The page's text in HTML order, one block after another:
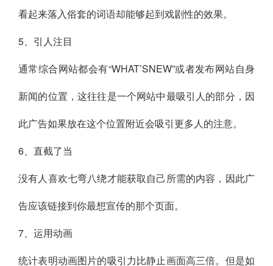
看起来落入俗套的词语却能够起到戏剧性的效果。
5、引人注目
通常综合网站都会有“WHAT’SNEW”或者发布网站自身
新闻的位置，这往往是一个网站中最吸引人的部分，因
此广告如果放在这个位置附近会吸引更多人的注意。
6、直截了当
没有人喜欢七弯八绕才能获取自己所需的内容，因此广
告应该链接到你最想宣传的那个页面。
7、运用动画
统计表明动画图片的吸引力比静止画面高三倍。但是如